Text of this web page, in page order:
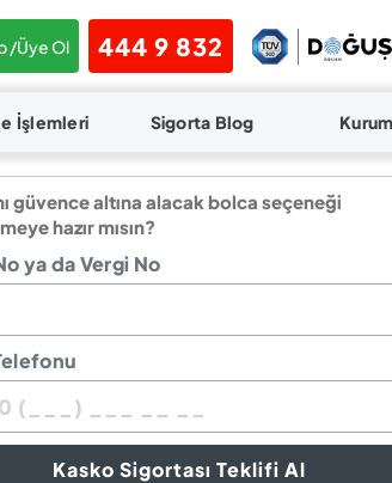
/Üye Ol 444 9 832
İşlemleri Sigorta Blog
güvence altına alacak bolca seçeneği
hazır mısın?
ya da Vergi No
Kasko Sigortası Teklifi Al